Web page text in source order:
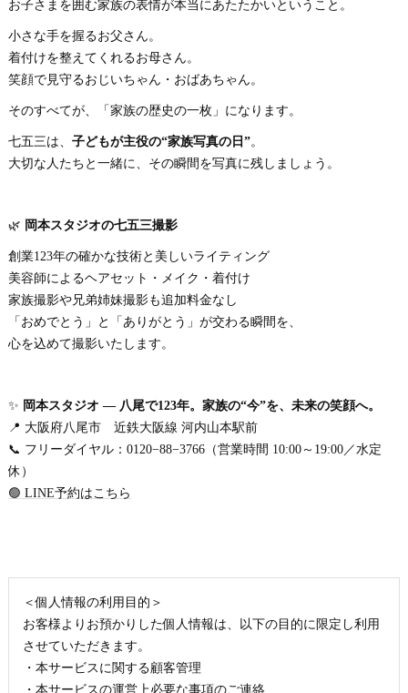
お子さまを囲む家族の表情が本当にあたたかいということ。
小さな手を握るお父さん。
着付けを整えてくれるお母さん。
笑顔で見守るおじいちゃん・おばあちゃん。
そのすべてが、「家族の歴史の一枚」になります。
七五三は、 子どもが主役の“家族写真の日”。
大切な人たちと一緒に、その瞬間を写真に残しましょう。
🌿 岡本スタジオの七五三撮影
創業123年の確かな技術と美しいライティング
美容師によるヘアセット・メイク・着付け
家族撮影や兄弟姉妹撮影も追加料金なし
「おめでとう」と「ありがとう」が交わる瞬間を、
心を込めて撮影いたします。
✨ 岡本スタジオ ― 八尾で123年。家族の“今”を、未来の笑顔へ。
📍 大阪府八尾市 近鉄大阪線 河内山本駅前
📞 フリーダイヤル：0120−88−3766（営業時間 10:00～19:00／水定
休）
🟢 LINE予約はこちら
＜個人情報の利用目的＞
お客様よりお預かりした個人情報は、以下の目的に限定し利用
させていただきます。
・本サービスに関する顧客管理
・本サービスの運営上必要な事項のご連絡